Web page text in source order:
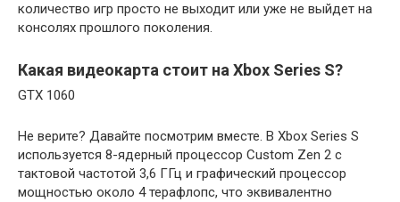
количество игр просто не выходит или уже не выйдет на
консолях прошлого поколения.
Какая видеокарта стоит на Xbox Series S?
GTX 1060
Не верите? Давайте посмотрим вместе. В Xbox Series S
используется 8-ядерный процессор Custom Zen 2 с
тактовой частотой 3,6 ГГц и графический процессор
мощностью около 4 терафлопс, что эквивалентно